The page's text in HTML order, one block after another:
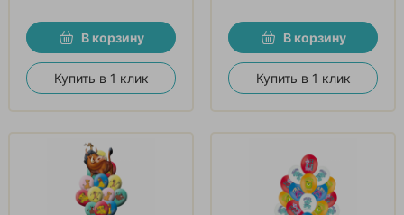
В корзину
Купить в 1 клик
В корзину
Купить в 1 клик